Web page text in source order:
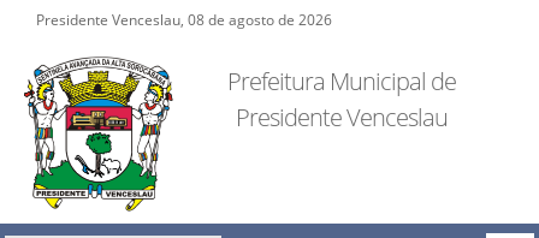
Presidente Venceslau, 08 de agosto de 2026
Prefeitura Municipal de
Presidente Venceslau